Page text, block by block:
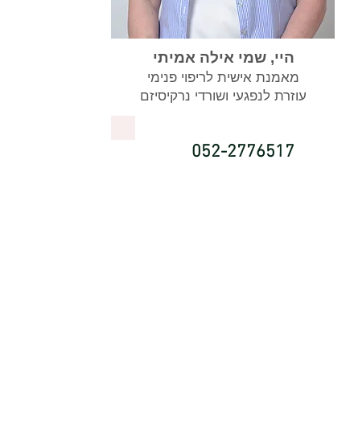
היי, שמי אילה אמיתי
מאמנת אישית לריפוי פנימי
עוזרת לנפגעי ושורדי נרקיסיזם
052-2776517